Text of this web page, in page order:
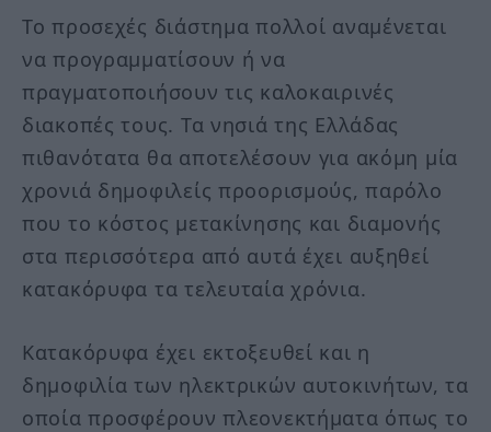
Το προσεχές διάστημα πολλοί αναμένεται
να προγραμματίσουν ή να
πραγματοποιήσουν τις καλοκαιρινές
διακοπές τους. Τα νησιά της Ελλάδας
πιθανότατα θα αποτελέσουν για ακόμη μία
χρονιά δημοφιλείς προορισμούς, παρόλο
που το κόστος μετακίνησης και διαμονής
στα περισσότερα από αυτά έχει αυξηθεί
κατακόρυφα τα τελευταία χρόνια.
Κατακόρυφα έχει εκτοξευθεί και η
δημοφιλία των ηλεκτρικών αυτοκινήτων, τα
οποία προσφέρουν πλεονεκτήματα όπως το